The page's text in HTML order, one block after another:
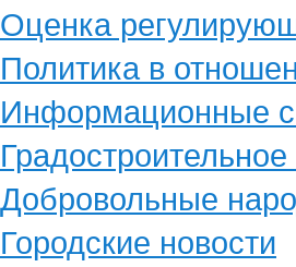
Оценка
Политика в
Информационные
Добровольные
Городские новости